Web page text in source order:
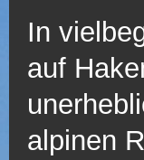
In
auf
alpinen